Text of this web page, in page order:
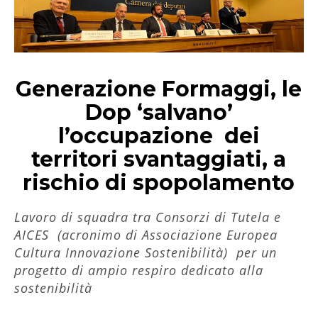
Generazione Formaggi, le
Dop ‘salvano’
l’occupazione dei
territori svantaggiati, a
rischio di spopolamento
Lavoro di squadra tra Consorzi di Tutela e
AICES (acronimo di Associazione Europea
Cultura Innovazione Sostenibilità) per un
progetto di ampio respiro dedicato alla
sostenibilità